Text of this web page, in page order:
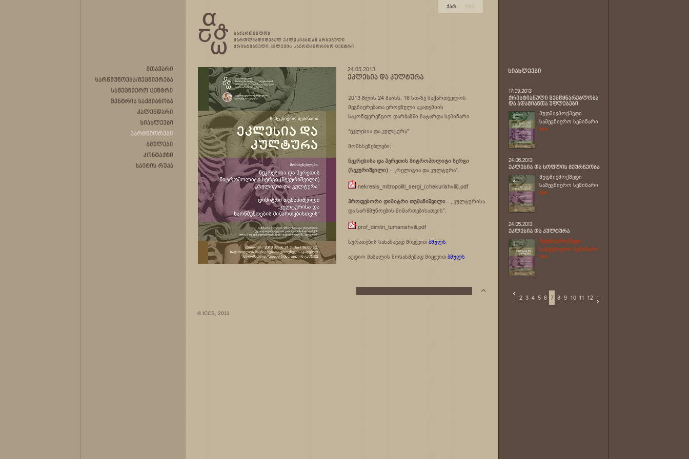
24.05.2013
2013 წლის 24 მაისს, 16 სთ-ზე საქართველოს
მეცნიერებათა ეროვნული აკადემიის
საკონფერენციო დარბაზში ჩატარდა სემინარი
“ეკლესია და კულტურა”
მომხსენებლები:
ნეკრესისა და ჰერეთის მიტროპოლიტი სერგი
(ჩეკურიშვილი) - ,,რელიგია და კულტურა”.
nekresis_mitropoliti_sergi_(chekurishvili).pdf
პროფესორი დიმიტრი თუმანიშვილი - ,,კულტურისა
და სარწმუნოების მიმართებისათვის”.
prof_dimitri_tumanishvili.pdf
სურათების სანახავად მიყევით ბმულს
აუდიო მასალის მოსასმენად მიყევით ბმულს
© ICCS, 2011
მუდმივმოქმედი
სამეცნიერო სემინარი
მუდმივმოქმედი
სამეცნიერო სემინარი
მუდმივმოქმედი
სამეცნიერო სემინარი
... 2 3 4 5 6 7 8 9 10 11 12 ...